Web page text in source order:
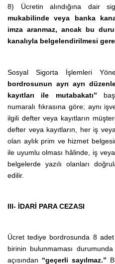
8) Ücretin alındığına dair
mukabilinde veya banka
imza aranmaz, ancak bu
kanalıyla belgelendirilmesi
Sosyal Sigorta İşlemleri
bordrosunun ayrı ayrı
kayıtları ile mutabakatı”
numaralı fıkrasına göre; aynı
ilgili defter veya kayıtların
defter veya kayıtların, her iş
olan aylık prim ve hizmet
ile uyumlu olması hâlinde, iş
belgelerde yazılı olanları
edilir.
III- İDARİ PARA CEZASI
Ücret tediye bordrosunda 8
birinin bulunmaması
açısından “geçerli sayılmaz.”